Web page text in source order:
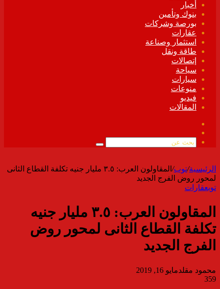
أخبار
بنوك وتأمين
بورصة وشركات
عقارات
استثمار وصناعة
طاقة ونقل
إتصالات
سياحة
سيارات
منوعات
فيديو
المقالات
الموقع
بحث
الرئيسية/توب/
المقاولون العرب: ٣.٥ مليار جنيه تكلفة القطاع الثانى
لمحور روض الفرج الجديد
توبعقارات
المقاولون العرب: ٣.٥ مليار جنيه
تكلفة القطاع الثانى لمحور روض
الفرج الجديد
محمود مقلدمايو 16, 2019
359